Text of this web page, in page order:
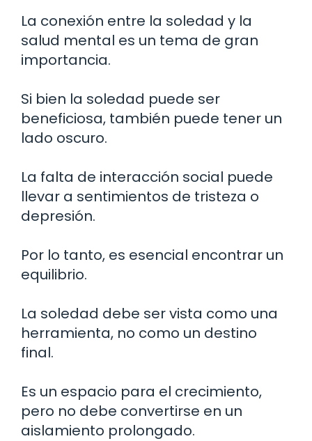
La conexión entre la soledad y la
salud mental es un tema de gran
importancia.
Si bien la soledad puede ser
beneficiosa, también puede tener un
lado oscuro.
La falta de interacción social puede
llevar a sentimientos de tristeza o
depresión.
Por lo tanto, es esencial encontrar un
equilibrio.
La soledad debe ser vista como una
herramienta, no como un destino
final.
Es un espacio para el crecimiento,
pero no debe convertirse en un
aislamiento prolongado.